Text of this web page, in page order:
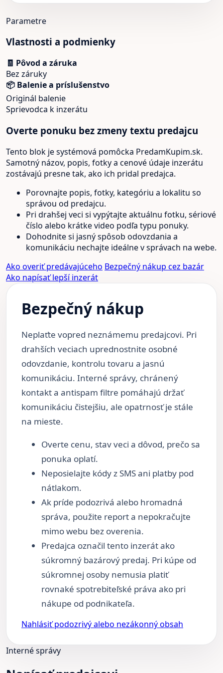
Parametre
Vlastnosti a podmienky
🧾 Pôvod a záruka
Bez záruky
📦 Balenie a príslušenstvo
Originál balenie
Sprievodca k inzerátu
Overte ponuku bez zmeny textu predajcu
Tento blok je systémová pomôcka PredamKupim.sk.
Samotný názov, popis, fotky a cenové údaje inzerátu
zostávajú presne tak, ako ich pridal predajca.
Porovnajte popis, fotky, kategóriu a lokalitu so
správou od predajcu.
Pri drahšej veci si vypýtajte aktuálnu fotku, sériové
číslo alebo krátke video podľa typu ponuky.
Dohodnite si jasný spôsob odovzdania a
komunikáciu nechajte ideálne v správach na webe.
Ako overiť predávajúceho Bezpečný nákup cez bazár
Ako napísať lepší inzerát
Bezpečný nákup
Neplaťte vopred neznámemu predajcovi. Pri
drahších veciach uprednostnite osobné
odovzdanie, kontrolu tovaru a jasnú
komunikáciu. Interné správy, chránený
kontakt a antispam filtre pomáhajú držať
komunikáciu čistejšiu, ale opatrnosť je stále
na mieste.
Overte cenu, stav veci a dôvod, prečo sa
ponuka oplatí.
Neposielajte kódy z SMS ani platby pod
nátlakom.
Ak príde podozrivá alebo hromadná
správa, použite report a nepokračujte
mimo webu bez overenia.
Predajca označil tento inzerát ako
súkromný bazárový predaj. Pri kúpe od
súkromnej osoby nemusia platiť
rovnaké spotrebiteľské práva ako pri
nákupe od podnikateľa.
Nahlásiť podozrivý alebo nezákonný obsah
Interné správy